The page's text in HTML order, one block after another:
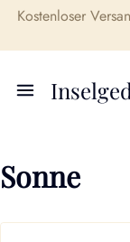
Kostenloser
Sonne